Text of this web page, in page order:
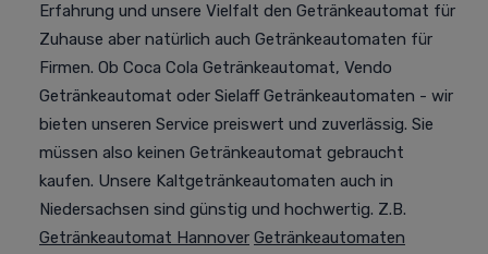
Erfahrung und unsere Vielfalt den Getränkeautomat für
Zuhause aber natürlich auch Getränkeautomaten für
Firmen. Ob Coca Cola Getränkeautomat, Vendo
Getränkeautomat oder Sielaff Getränkeautomaten - wir
bieten unseren Service preiswert und zuverlässig. Sie
müssen also keinen Getränkeautomat gebraucht
kaufen. Unsere Kaltgetränkeautomaten auch in
Niedersachsen sind günstig und hochwertig. Z.B.
Getränkeautomat Hannover Getränkeautomaten